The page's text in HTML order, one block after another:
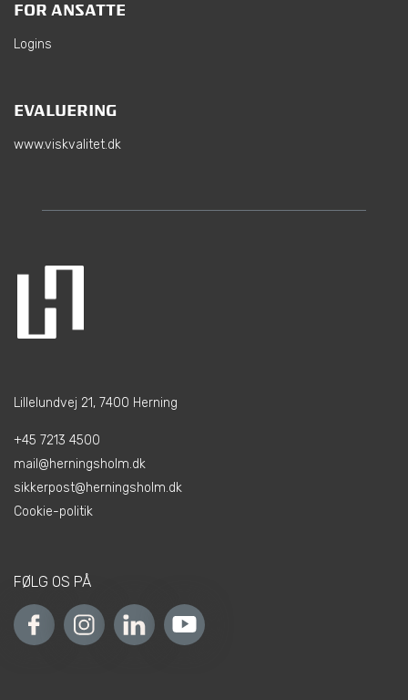
FOR ANSATTE
Logins
EVALUERING
www.viskvalitet.dk
Lillelundvej 21, 7400 Herning
+45 7213 4500
mail@herningsholm.dk
sikkerpost@herningsholm.dk
Cookie-politik
FØLG OS PÅ